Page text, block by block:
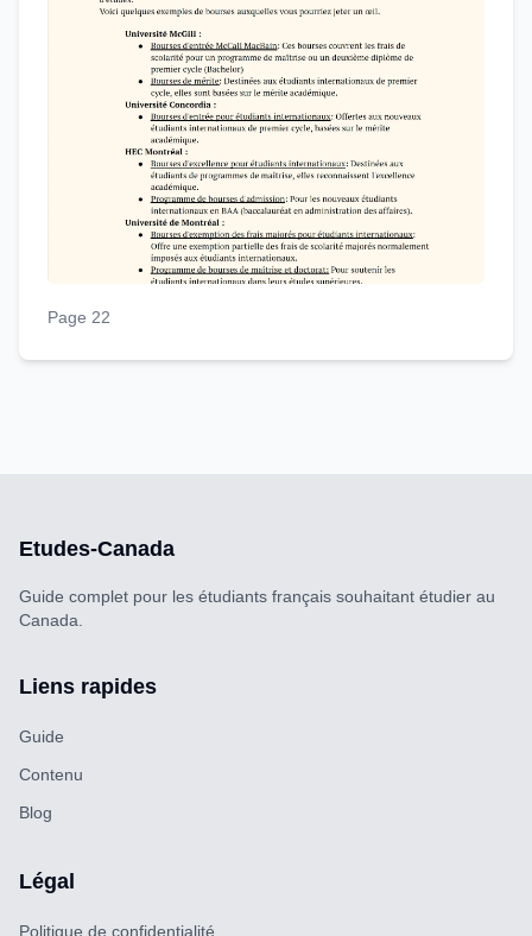
Page 22
Etudes-Canada
Guide complet pour les étudiants français souhaitant étudier au
Canada.
Liens rapides
Guide
Contenu
Blog
Légal
Politique de confidentialité